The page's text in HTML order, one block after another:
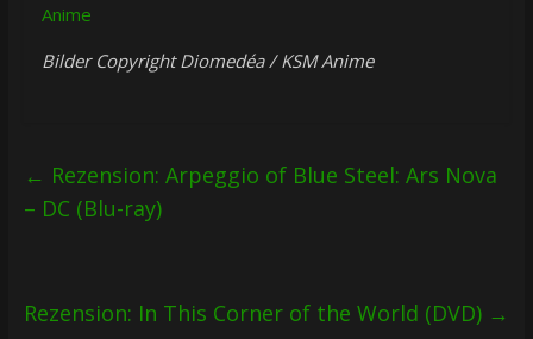
Anime
Bilder Copyright Diomedéa / KSM Anime
← Rezension: Arpeggio of Blue Steel: Ars Nova
– DC (Blu-ray)
Rezension: In This Corner of the World (DVD) →